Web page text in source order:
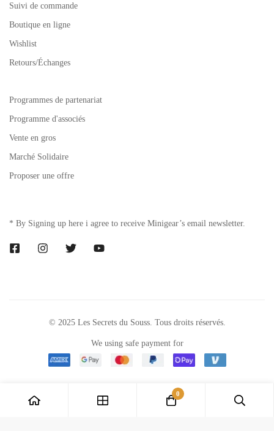
Suivi de commande
Boutique en ligne
Wishlist
Retours/Échanges
Programmes de partenariat
Programme d'associés
Vente en gros
Marché Solidaire
Proposer une offre
* By Signing up here i agree to receive Minigear’s email newsletter.
© 2025 Les Secrets du Souss. Tous droits réservés.
We using safe payment for
0